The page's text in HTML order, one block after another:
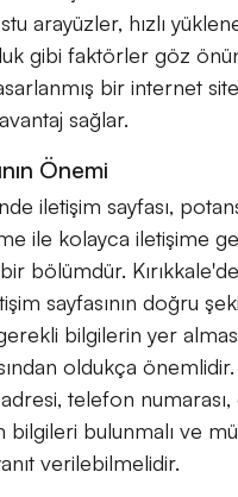
arayüzler, hızlı
gibi faktörler göz
bir internet
sağlar.
Önemi
iletişim sayfası,
ile kolayca iletişime
bölümdür.
sayfasının doğru
bilgilerin yer
oldukça
telefon
bilgileri bulunmalı ve
verilebilmelidir.